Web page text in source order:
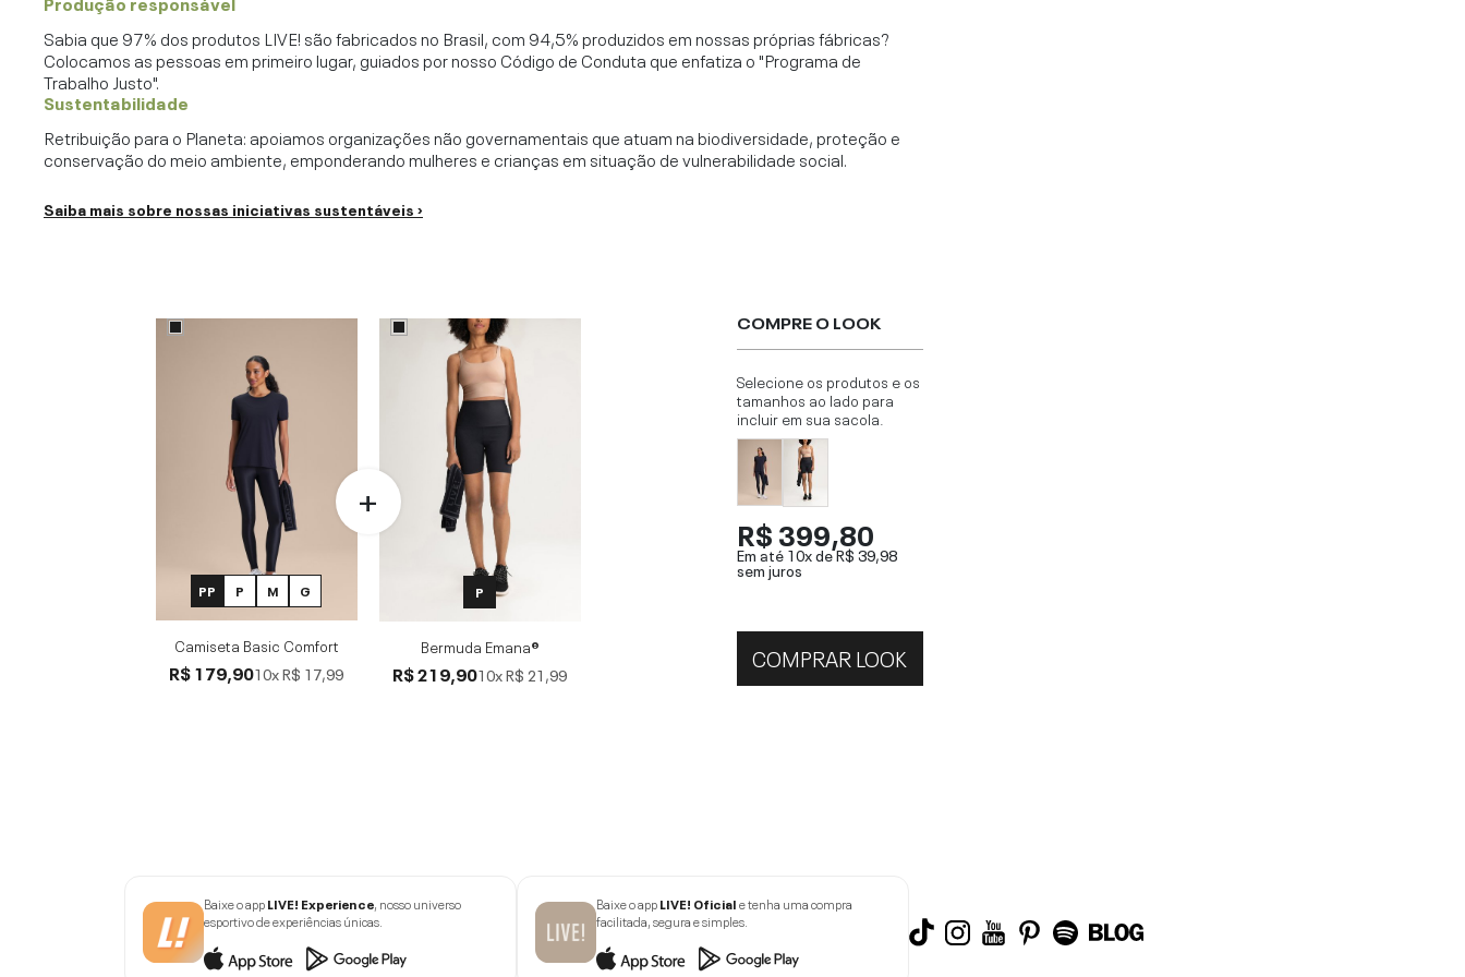
Sabia que 97% dos produtos LIVE! são fabricados no Brasil, com 94,5% produzidos em nossas próprias fábricas?
Colocamos as pessoas em primeiro lugar, guiados por nosso Código de Conduta que enfatiza o "Programa de
Trabalho Justo".
Sustentabilidade
Retribuição para o Planeta: apoiamos organizações não governamentais que atuam na biodiversidade, proteção e
conservação do meio ambiente, emponderando mulheres e crianças em situação de vulnerabilidade social.
Saiba mais sobre nossas iniciativas sustentáveis ›
PP P M G
Camiseta Basic Comfort
R$ 179,9010xR$ 17,99
P
Bermuda Emana®
R$ 219,9010xR$ 21,99
COMPRE O LOOK
Selecione os produtos e os
tamanhos ao lado para
incluir em sua sacola.
R$ 399,80
Em até 10x deR$ 39,98
sem juros
COMPRAR LOOK
Baixe o appLIVE! Experience, nosso universo
esportivo de experiências únicas.
Baixe o appLIVE! Oficiale tenha uma compra
facilitada, segura e simples.